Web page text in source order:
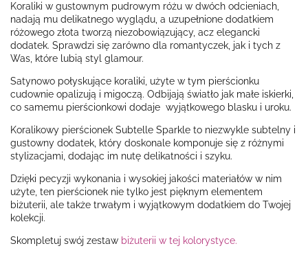
Koraliki w gustownym pudrowym różu w dwóch odcieniach,
nadają mu delikatnego wyglądu, a uzupełnione dodatkiem
różowego złota tworzą niezobowiązujący, acz elegancki
dodatek. Sprawdzi się zarówno dla romantyczek, jak i tych z
Was, które lubią styl glamour.
Satynowo połyskujące koraliki, użyte w tym pierścionku
cudownie opalizują i migoczą. Odbijają światło jak małe iskierki,
co samemu pierścionkowi dodaje wyjątkowego blasku i uroku.
Koralikowy pierścionek Subtelle Sparkle to niezwykle subtelny i
gustowny dodatek, który doskonale komponuje się z różnymi
stylizacjami, dodając im nutę delikatności i szyku.
Dzięki pecyzji wykonania i wysokiej jakości materiałów w nim
użyte, ten pierścionek nie tylko jest pięknym elementem
biżuterii, ale także trwałym i wyjątkowym dodatkiem do Twojej
kolekcji.
Skompletuj swój zestaw biżuterii w tej kolorystyce.